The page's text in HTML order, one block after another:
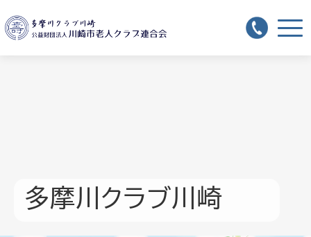
多摩川クラブ川崎